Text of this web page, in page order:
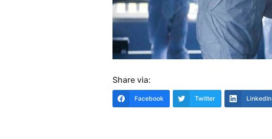
Share via:
Facebook Twitter LinkedIn